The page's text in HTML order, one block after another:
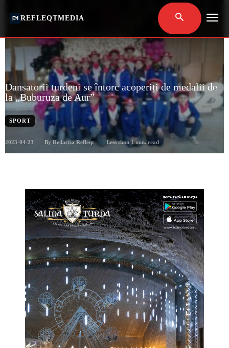
REFLEQTMEDIA
Dansatorii turdeni se întorc acoperiți de medalii de
la „Buburuza de Aur”
SPORT
2023-04-23 By Redacția Refleqt Less than 1min. read